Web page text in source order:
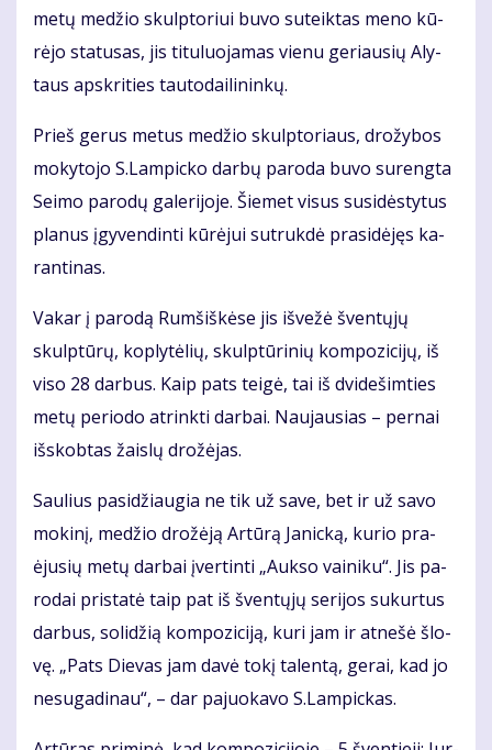
me­tų me­džio skulp­to­riui bu­vo su­teik­tas me­no kū­
rė­jo sta­tu­sas, jis ti­tu­luo­ja­mas vie­nu ge­riau­sių Aly­
taus ap­skri­ties tau­to­dai­li­nin­kų.
Prieš ge­rus me­tus me­džio skulp­to­riaus, dro­žy­bos
mo­ky­to­jo S.Lam­pic­ko dar­bų pa­ro­da bu­vo su­reng­ta
Sei­mo pa­ro­dų ga­le­ri­jo­je. Šie­met vi­sus su­si­dės­ty­tus
pla­nus įgy­ven­din­ti kū­rė­jui su­truk­dė pra­si­dė­jęs ka­
ran­ti­nas.
Va­kar į pa­ro­dą Rum­šiš­kė­se jis iš­ve­žė šven­tų­jų
skulp­tū­rų, kop­ly­tė­lių, skulp­tū­ri­nių kom­po­zi­ci­jų, iš
vi­so 28 dar­bus. Kaip pats tei­gė, tai iš dvi­de­šim­ties
me­tų pe­ri­odo at­rink­ti dar­bai. Nau­jau­sias – per­nai
iš­skob­tas žais­lų dro­žė­jas.
Sau­lius pa­si­džiau­gia ne tik už sa­ve, bet ir už sa­vo
mo­ki­nį, me­džio dro­žė­ją Ar­tū­rą Ja­nic­ką, ku­rio pra­
ėju­sių me­tų dar­bai įver­tin­ti „Auk­so vai­ni­ku“. Jis pa­
ro­dai pri­sta­tė taip pat iš šven­tų­jų se­ri­jos su­kur­tus
dar­bus, so­li­džią kom­po­zi­ci­ją, ku­ri jam ir at­ne­šė šlo­
vę. „Pats Die­vas jam da­vė to­kį ta­len­tą, ge­rai, kad jo
ne­su­ga­di­nau“, – dar pa­juo­ka­vo S.Lam­pic­kas.